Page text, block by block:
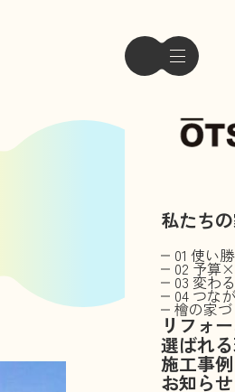
私たち
01 使い
02 予算
03 変わ
04 つな
檜の家
リフォ
選ばれ
施工事例
お知ら